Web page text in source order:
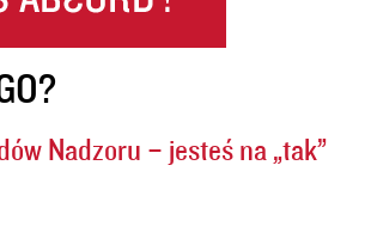
Nadzoru – jesteś na „tak”